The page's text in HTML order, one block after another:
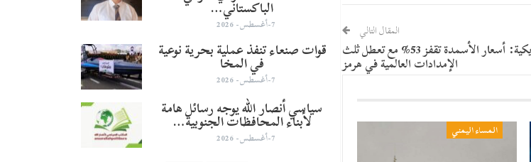
المقال التالي
صحيفة أمريكية: أسعار الأسمدة تقفز 53% مع تعطل ثلث
الإمدادات العالمية في هرمز
المساء اليمني
الباكستاني…
7-أغسطس- 2026
قوات صنعاء تنفذ عملية بحرية نوعية
في المخا
7-أغسطس- 2026
سياسي أنصار الله يوجه رسائل هامة
لأبناء المحافظات الجنوبية…
7-أغسطس- 2026